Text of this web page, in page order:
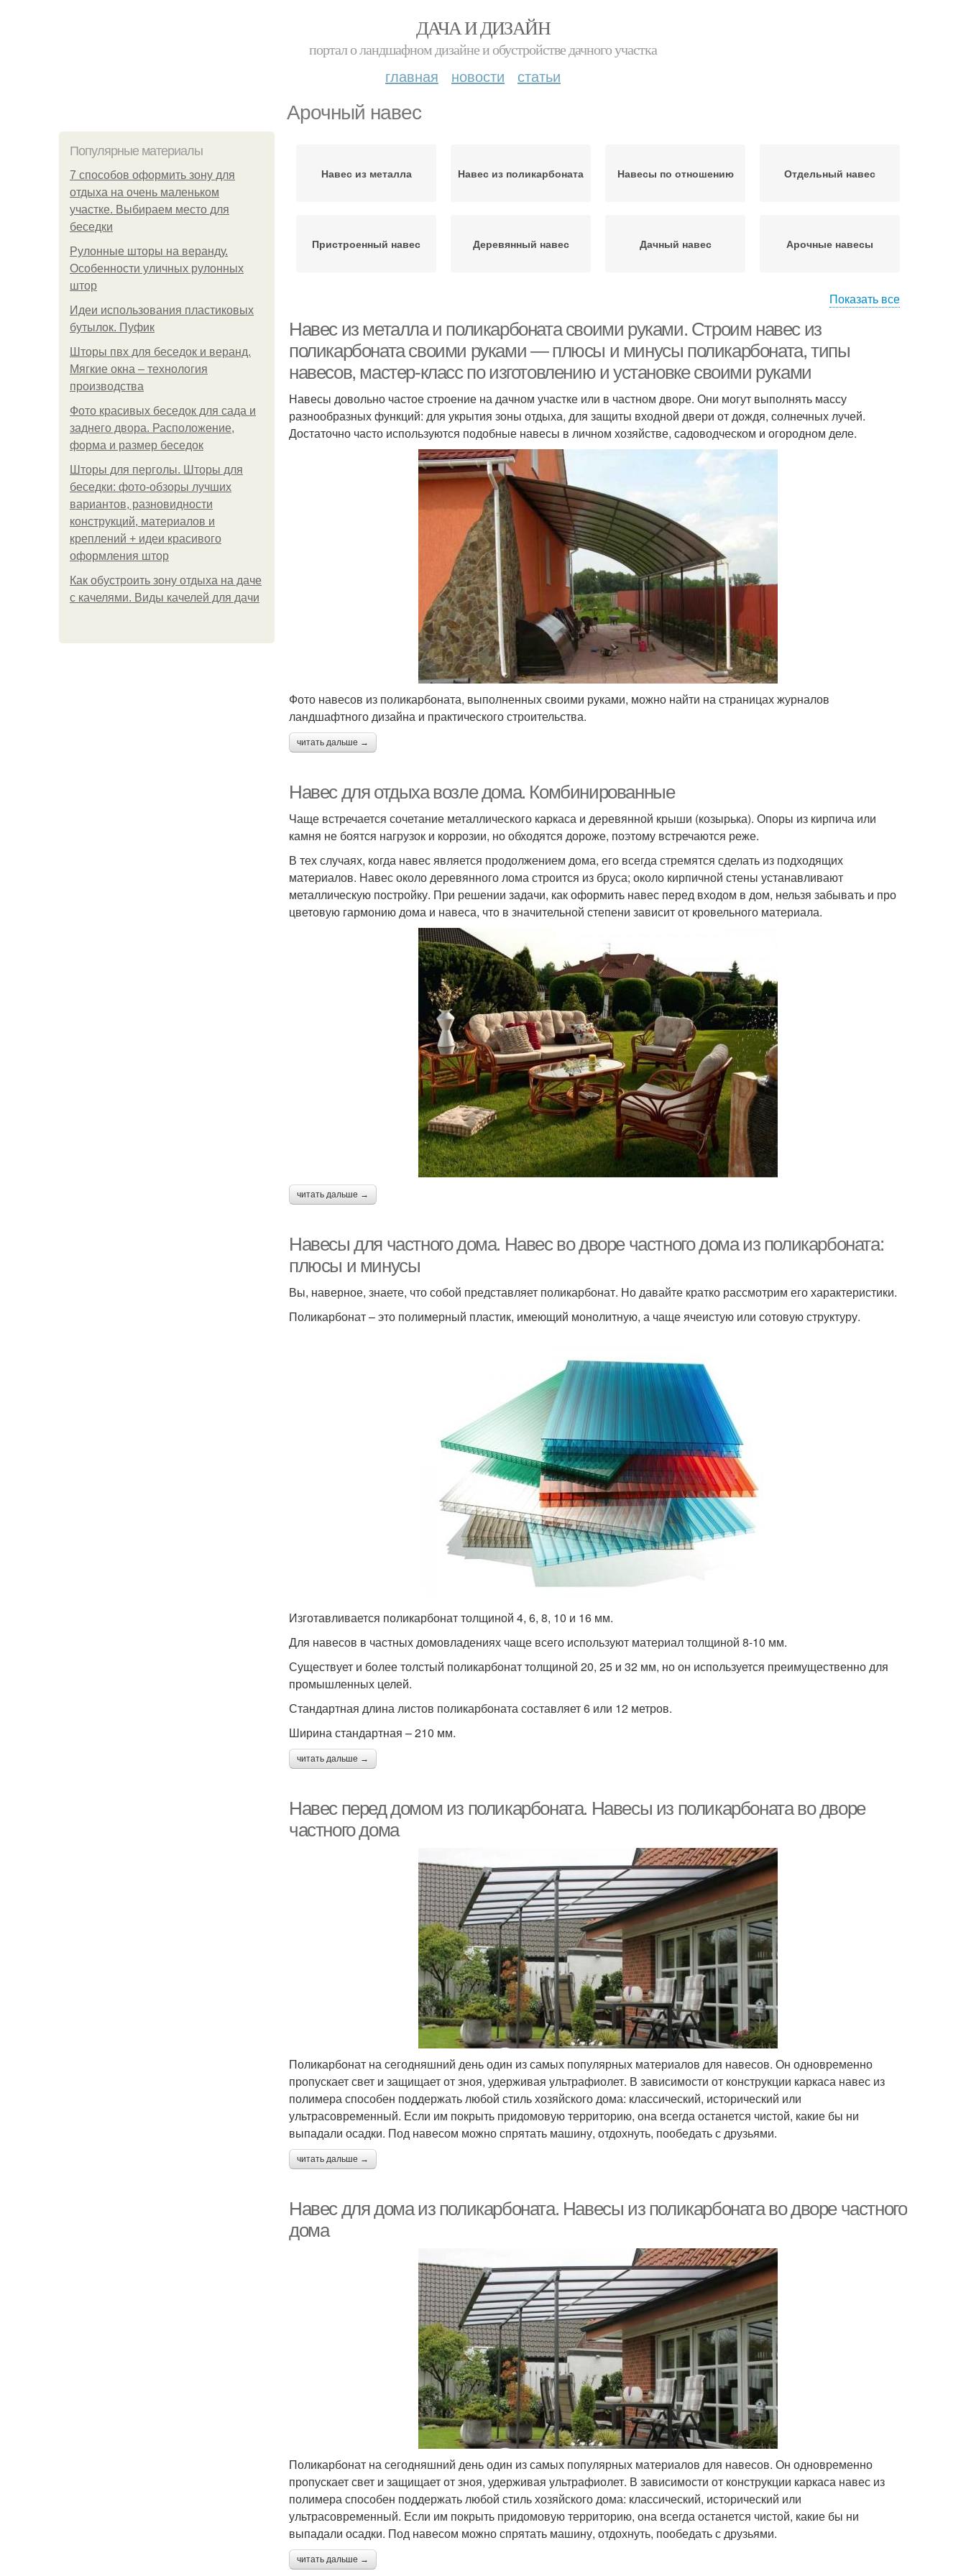
ДАЧА И ДИЗАЙН
портал о ландшафном дизайне и обустройстве дачного участка
главная новости статьи
Арочный навес
Популярные материалы
7 способов оформить зону для
отдыха на очень маленьком
участке. Выбираем место для
беседки
Рулонные шторы на веранду.
Особенности уличных рулонных
штор
Идеи использования пластиковых
бутылок. Пуфик
Шторы пвх для беседок и веранд.
Мягкие окна – технология
производства
Фото красивых беседок для сада и
заднего двора. Расположение,
форма и размер беседок
Шторы для перголы. Шторы для
беседки: фото-обзоры лучших
вариантов, разновидности
конструкций, материалов и
креплений + идеи красивого
оформления штор
Как обустроить зону отдыха на даче
с качелями. Виды качелей для дачи
Навес из металла Навес из поликарбоната Навесы по отношению Отдельный навес
Пристроенный навес Деревянный навес Дачный навес Арочные навесы
поликарбоната
Навес для дачи
Навес из дерева Деревянные навесы
Навес перед домом Навес на даче
Показать все
Навес из металла и поликарбоната своими руками. Строим навес из
поликарбоната своими руками — плюсы и минусы поликарбоната, типы
навесов, мастер-класс по изготовлению и установке своими руками
Навесы довольно частое строение на дачном участке или в частном дворе. Они могут выполнять массу
разнообразных функций: для укрытия зоны отдыха, для защиты входной двери от дождя, солнечных лучей.
Достаточно часто используются подобные навесы в личном хозяйстве, садоводческом и огородном деле.
Фото навесов из поликарбоната, выполненных своими руками, можно найти на страницах журналов
ландшафтного дизайна и практического строительства.
читать дальше →
Навес для отдыха возле дома. Комбинированные
Чаще встречается сочетание металлического каркаса и деревянной крыши (козырька). Опоры из кирпича или
камня не боятся нагрузок и коррозии, но обходятся дороже, поэтому встречаются реже.
В тех случаях, когда навес является продолжением дома, его всегда стремятся сделать из подходящих
материалов. Навес около деревянного лома строится из бруса; около кирпичной стены устанавливают
металлическую постройку. При решении задачи, как оформить навес перед входом в дом, нельзя забывать и про
цветовую гармонию дома и навеса, что в значительной степени зависит от кровельного материала.
читать дальше →
Навесы для частного дома. Навес во дворе частного дома из поликарбоната:
плюсы и минусы
Вы, наверное, знаете, что собой представляет поликарбонат. Но давайте кратко рассмотрим его характеристики.
Поликарбонат – это полимерный пластик, имеющий монолитную, а чаще ячеистую или сотовую структуру.
Изготавливается поликарбонат толщиной 4, 6, 8, 10 и 16 мм.
Для навесов в частных домовладениях чаще всего используют материал толщиной 8-10 мм.
Существует и более толстый поликарбонат толщиной 20, 25 и 32 мм, но он используется преимущественно для
промышленных целей.
Стандартная длина листов поликарбоната составляет 6 или 12 метров.
Ширина стандартная – 210 мм.
читать дальше →
Навес перед домом из поликарбоната. Навесы из поликарбоната во дворе
частного дома
Поликарбонат на сегодняшний день один из самых популярных материалов для навесов. Он одновременно
пропускает свет и защищает от зноя, удерживая ультрафиолет. В зависимости от конструкции каркаса навес из
полимера способен поддержать любой стиль хозяйского дома: классический, исторический или
ультрасовременный. Если им покрыть придомовую территорию, она всегда останется чистой, какие бы ни
выпадали осадки. Под навесом можно спрятать машину, отдохнуть, пообедать с друзьями.
читать дальше →
Навес для дома из поликарбоната. Навесы из поликарбоната во дворе частного
дома
Поликарбонат на сегодняшний день один из самых популярных материалов для навесов. Он одновременно
пропускает свет и защищает от зноя, удерживая ультрафиолет. В зависимости от конструкции каркаса навес из
полимера способен поддержать любой стиль хозяйского дома: классический, исторический или
ультрасовременный. Если им покрыть придомовую территорию, она всегда останется чистой, какие бы ни
выпадали осадки. Под навесом можно спрятать машину, отдохнуть, пообедать с друзьями.
читать дальше →